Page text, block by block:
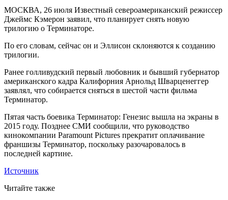
МОСКВА, 26 июля Известный североамериканский режиссер
Джеймс Кэмерон заявил, что планирует снять новую
трилогию о Терминаторе.
По его словам, сейчас он и Эллисон склоняются к созданию
трилогии.
Ранее голливудский первый любовник и бывший губернатор
американского кадра Калифорния Арнольд Шварценеггер
заявлял, что собирается сняться в шестой части фильма
Терминатор.
Пятая часть боевика Терминатор: Генезис вышла на экраны в
2015 году. Позднее СМИ сообщили, что руководство
кинокомпании Paramount Pictures прекратит оплачивание
франшизы Терминатор, поскольку разочаровалось в
последней картине.
Источник
Читайте также